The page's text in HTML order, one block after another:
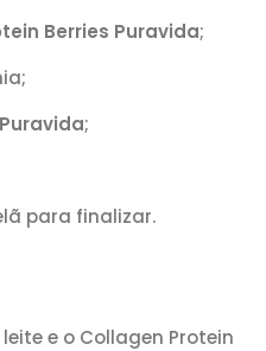
Berries Puravida;
;
para finalizar.
e o Collagen Protein